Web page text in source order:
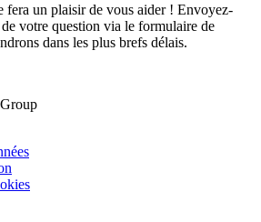
fera un plaisir de vous aider ! Envoyez-
votre question via le formulaire de
dans les plus brefs délais.